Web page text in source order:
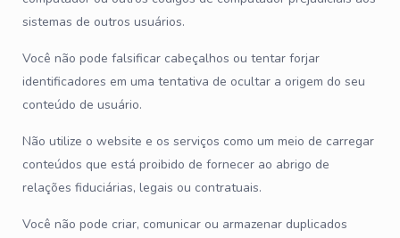
sistemas de outros usuários.
Você não pode falsificar cabeçalhos ou tentar forjar
identificadores em uma tentativa de ocultar a origem do seu
conteúdo de usuário.
Não utilize o website e os serviços como um meio de carregar
conteúdos que está proibido de fornecer ao abrigo de
relações fiduciárias, legais ou contratuais.
Você não pode criar, comunicar ou armazenar duplicados